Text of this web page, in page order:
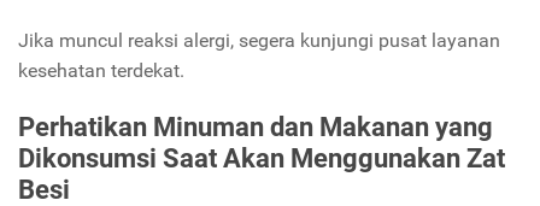
Jika muncul reaksi alergi, segera kunjungi pusat layanan
kesehatan terdekat.
Perhatikan Minuman dan Makanan yang
Dikonsumsi Saat Akan Menggunakan Zat
Besi